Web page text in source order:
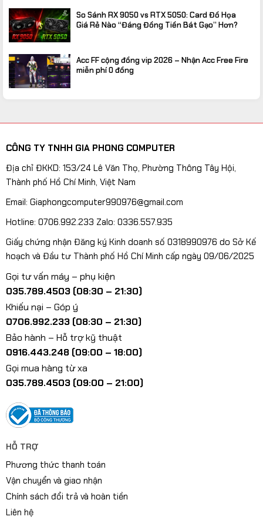
So Sánh RX 9050 vs RTX 5050: Card Đồ Họa
Giá Rẻ Nào “Đáng Đồng Tiền Bát Gạo” Hơn?
Acc FF cộng đồng vip 2026 – Nhận Acc Free Fire
miễn phí 0 đồng
CÔNG TY TNHH GIA PHONG COMPUTER
Địa chỉ ĐKKD: 153/24 Lê Văn Thọ, Phường Thông Tây Hội,
Thành phố Hồ Chí Minh, Việt Nam
Email: Giaphongcomputer990976@gmail.com
Hotline: 0706.992.233 Zalo: 0336.557.935
Giấy chứng nhận Đăng ký Kinh doanh số 0318990976 do Sở Kế
hoạch và Đầu tư Thành phố Hồ Chí Minh cấp ngày 09/06/2025
Gọi tư vấn máy – phụ kiện
035.789.4503 (08:30 – 21:30)
Khiếu nại – Góp ý
0706.992.233 (08:30 – 21:30)
Bảo hành – Hỗ trợ kỹ thuật
0916.443.248 (09:00 – 18:00)
Gọi mua hàng từ xa
035.789.4503 (09:00 – 21:00)
HỖ TRỢ
Phương thức thanh toán
Vận chuyển và giao nhận
Chính sách đổi trả và hoàn tiền
Liên hệ